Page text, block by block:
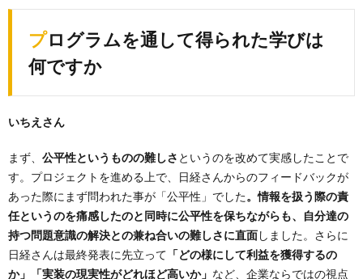
プログラムを通して得られた学びは
何ですか
いちえさん
まず、 公平性というものの難しさ というのを改めて実感したことで
す。プロジェクトを進める上で、日経さんからのフィードバックが
あった際にまず問われた事が「公平性」でした。情報を扱う際の責
任というのを痛感したのと同時に公平性を保ちながらも、自分達の
持つ問題意識の解決との兼ね合いの難しさに直面しました。さらに
日経さんは最終発表に先立って 「どの様にして利益を獲得するの
か」「実装の現実性がどれほど高いか」 など、企業ならではの視点